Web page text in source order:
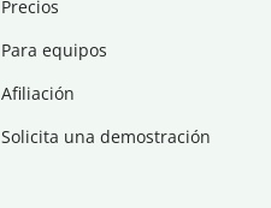
Precios
Para equipos
Afiliación
Solicita una demostración